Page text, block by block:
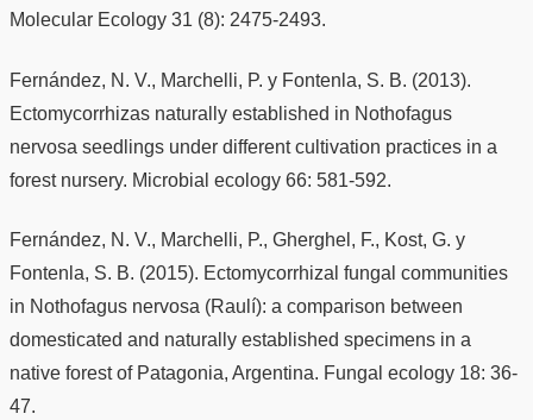
Molecular Ecology 31 (8): 2475-2493.
Fernández, N. V., Marchelli, P. y Fontenla, S. B. (2013).
Ectomycorrhizas naturally established in Nothofagus
nervosa seedlings under different cultivation practices in a
forest nursery. Microbial ecology 66: 581-592.
Fernández, N. V., Marchelli, P., Gherghel, F., Kost, G. y
Fontenla, S. B. (2015). Ectomycorrhizal fungal communities
in Nothofagus nervosa (Raulí): a comparison between
domesticated and naturally established specimens in a
native forest of Patagonia, Argentina. Fungal ecology 18: 36-
47.